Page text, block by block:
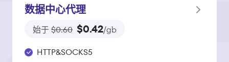
数据中心代理
始于$0.60 $0.42/gb
HTTP&SOCKS5